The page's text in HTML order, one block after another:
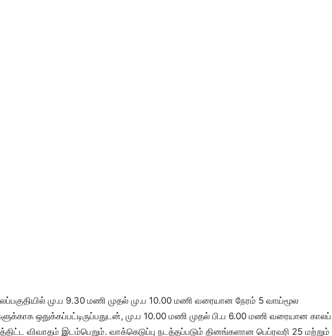
மு.ப 9.30 மணி முதல் மு.ப 10.00 மணி வரையான நேரம் 5 வாய்மூல
ஒதுக்கப்பட்டிருப்பதுடன், மு.ப 10.00 மணி முதல் பி.ப 6.00 மணி வரையான காலப்
விவாதம் இடம்பெறும். வாக்கெடுப்பு நடத்தப்படும் தினங்களான பெப்ரவரி 25 மற்றும்